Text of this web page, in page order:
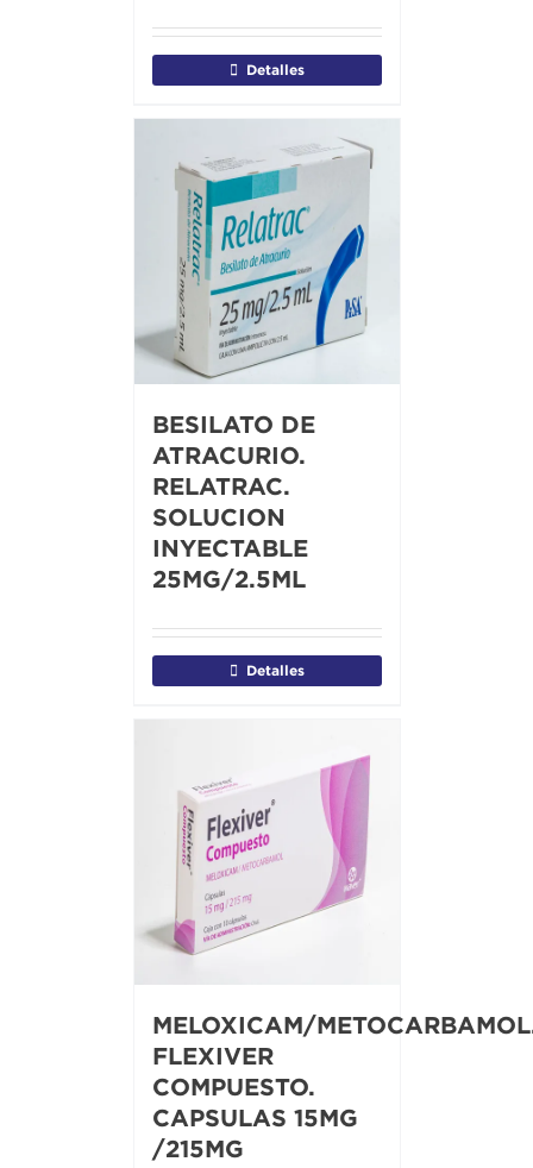
Detalles
BESILATO DE
ATRACURIO.
RELATRAC.
SOLUCION
INYECTABLE
25MG/2.5ML
Detalles
MELOXICAM/
FLEXIVER
COMPUESTO.
CAPSULAS 15MG
/215MG